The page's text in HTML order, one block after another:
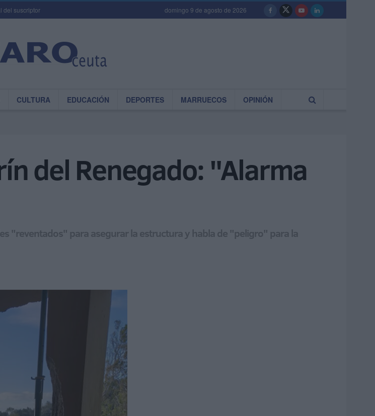
del suscriptor domingo 9 de agosto de 2026
CULTURA EDUCACIÓN DEPORTES MARRUECOS OPINIÓN
del Renegado: "Alarma
"reventados" para asegurar la estructura y habla de "peligro" para la